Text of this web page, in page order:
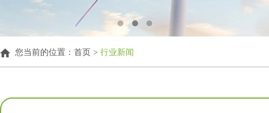
您当前的位置： 首页 > 行业新闻